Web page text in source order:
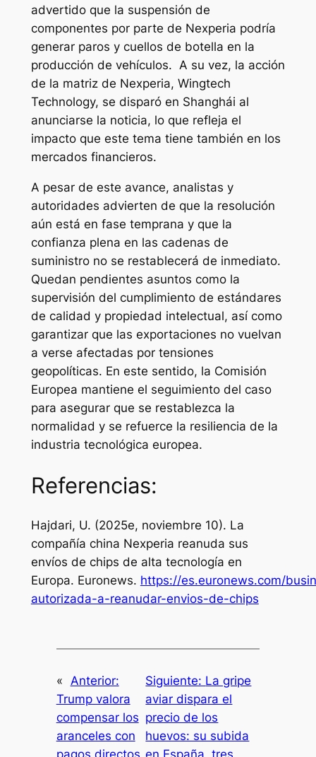
advertido que la suspensión de
componentes por parte de Nexperia podría
generar paros y cuellos de botella en la
producción de vehículos. A su vez, la acción
de la matriz de Nexperia, Wingtech
Technology, se disparó en Shanghái al
anunciarse la noticia, lo que refleja el
impacto que este tema tiene también en los
mercados financieros.
A pesar de este avance, analistas y
autoridades advierten de que la resolución
aún está en fase temprana y que la
confianza plena en las cadenas de
suministro no se restablecerá de inmediato.
Quedan pendientes asuntos como la
supervisión del cumplimiento de estándares
de calidad y propiedad intelectual, así como
garantizar que las exportaciones no vuelvan
a verse afectadas por tensiones
geopolíticas. En este sentido, la Comisión
Europea mantiene el seguimiento del caso
para asegurar que se restablezca la
normalidad y se refuerce la resiliencia de la
industria tecnológica europea.
Referencias:
Hajdari, U. (2025e, noviembre 10). La
compañía china Nexperia reanuda sus
envíos de chips de alta tecnología en
Europa. Euronews. https://es.euronews.com/
autorizada-a-reanudar-envios-de-chips
« Anterior:
Trump valora
compensar los
aranceles con
Siguiente: La gripe
aviar dispara el
precio de los
huevos: su subida